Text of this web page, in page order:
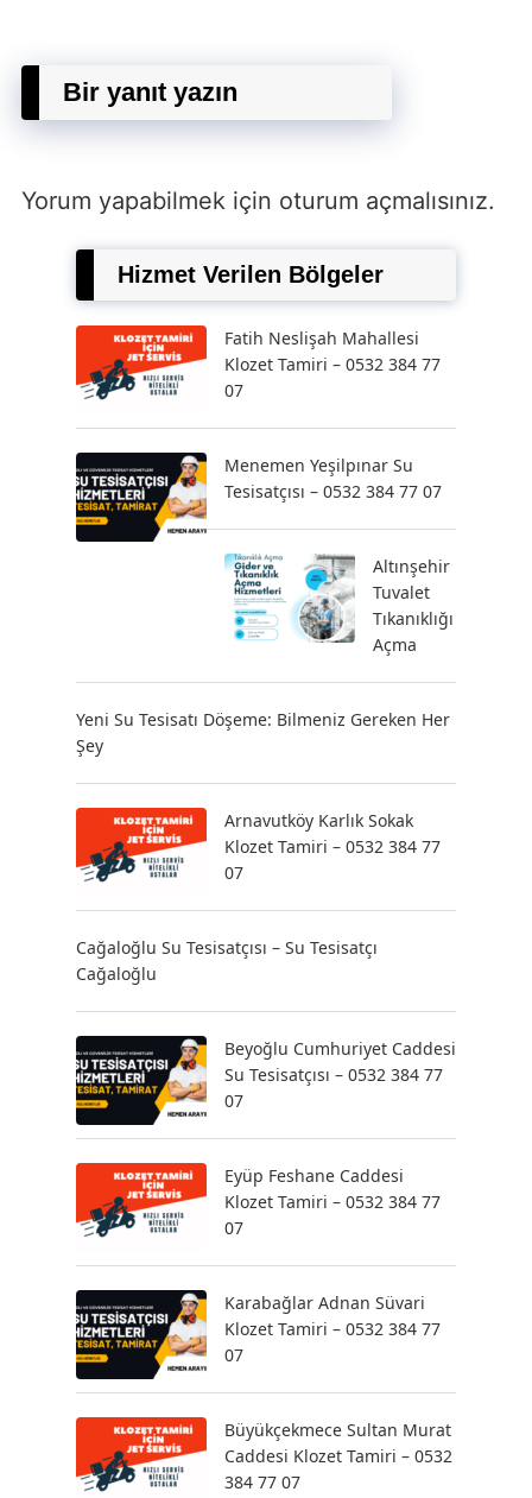
Bir yanıt yazın
Yorum yapabilmek için oturum açmalısınız.
Hizmet Verilen Bölgeler
Fatih Neslişah Mahallesi
Klozet Tamiri – 0532 384 77
07
Menemen Yeşilpınar Su
Tesisatçısı – 0532 384 77 07
Altınşehir
Tuvalet
Tıkanıklığı
Açma
Yeni Su Tesisatı Döşeme: Bilmeniz Gereken Her
Şey
Arnavutköy Karlık Sokak
Klozet Tamiri – 0532 384 77
07
Cağaloğlu Su Tesisatçısı – Su Tesisatçı
Cağaloğlu
Beyoğlu Cumhuriyet Caddesi
Su Tesisatçısı – 0532 384 77
07
Eyüp Feshane Caddesi
Klozet Tamiri – 0532 384 77
07
Karabağlar Adnan Süvari
Klozet Tamiri – 0532 384 77
07
Büyükçekmece Sultan Murat
Caddesi Klozet Tamiri – 0532
384 77 07